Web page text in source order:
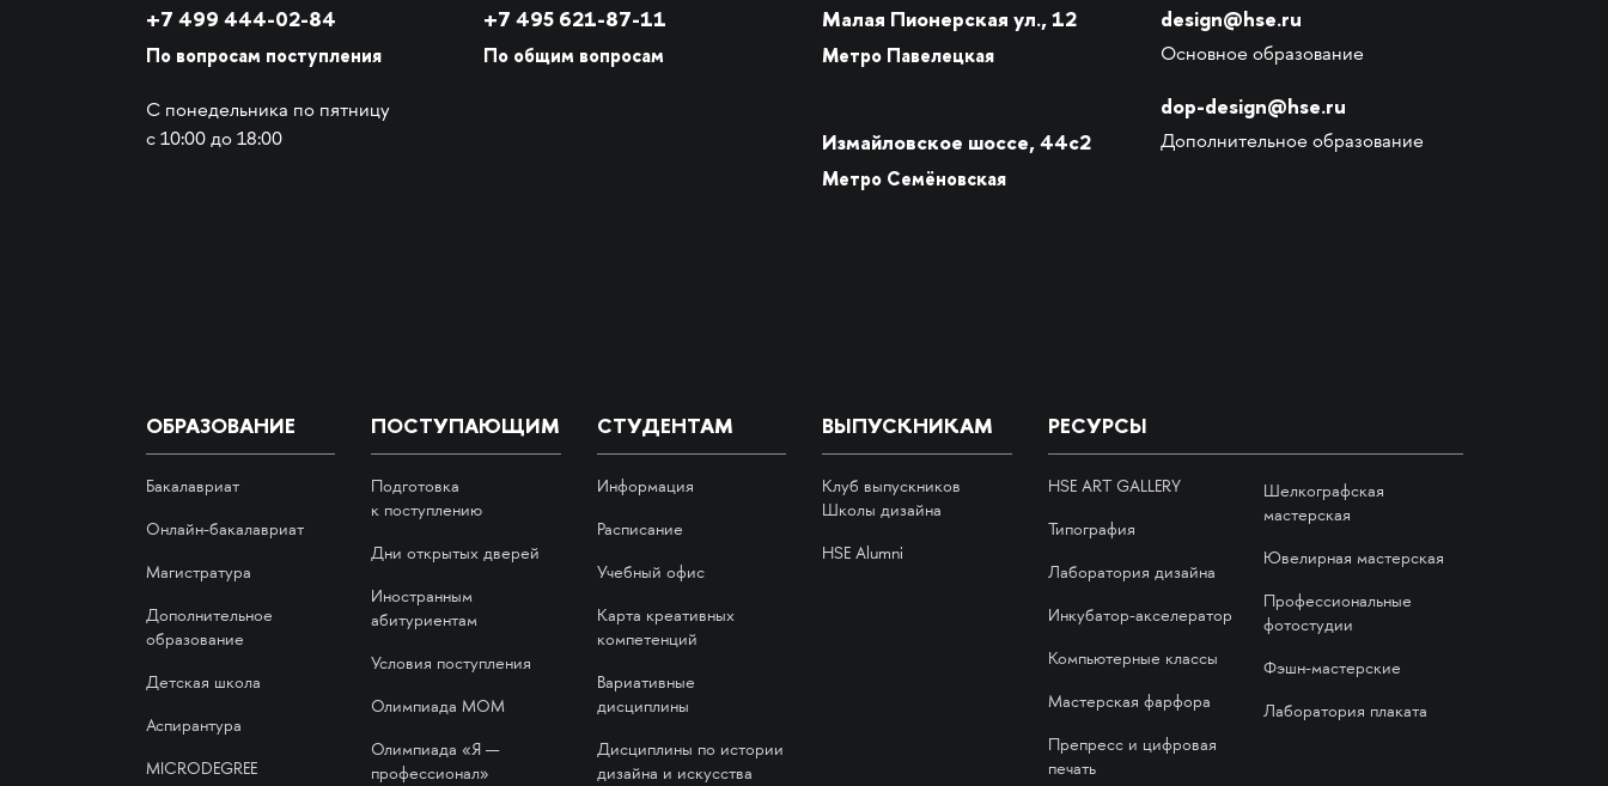
+7 499 444-02-84
По вопросам поступления
С понедельника по пятницу
с 10:00 до 18:00
+7 495 621-87-11
По общим вопросам
Малая Пионерская ул., 12
Метро Павелецкая
Измайловское шоссе, 44с2
Метро Семёновская
design@hse.ru
Основное образование
dop-design@hse.ru
Дополнительное образование
ОБРАЗОВАНИЕ
Бакалавриат
Онлайн-бакалавриат
Магистратура
Дополнительное
образование
Детская школа
Аспирантура
MICRODEGREE
ПОСТУПАЮЩИМ
Подготовка
к поступлению
Дни открытых дверей
Иностранным
абитуриентам
Условия поступления
Олимпиада МОМ
Олимпиада «Я —
профессионал»
СТУДЕНТАМ
Информация
Расписание
Учебный офис
Карта креативных
компетенций
Вариативные
дисциплины
Дисциплины по истории
дизайна и искусства
ВЫПУСКНИКАМ
Клуб выпускников
Школы дизайна
HSE Alumni
РЕСУРСЫ
HSE ART GALLERY
Типография
Лаборатория дизайна
Инкубатор-акселератор
Компьютерные классы
Мастерская фарфора
Препресс и цифровая
печать
Шелкографская
мастерская
Ювелирная мастерская
Профессиональные
фотостудии
Фэшн-мастерские
Лаборатория плаката